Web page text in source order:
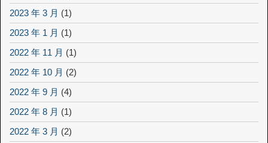
2023 年 3 月 (1)
2023 年 1 月 (1)
2022 年 11 月 (1)
2022 年 10 月 (2)
2022 年 9 月 (4)
2022 年 8 月 (1)
2022 年 3 月 (2)